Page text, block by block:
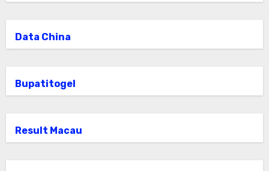
Data China
Bupatitogel
Result Macau